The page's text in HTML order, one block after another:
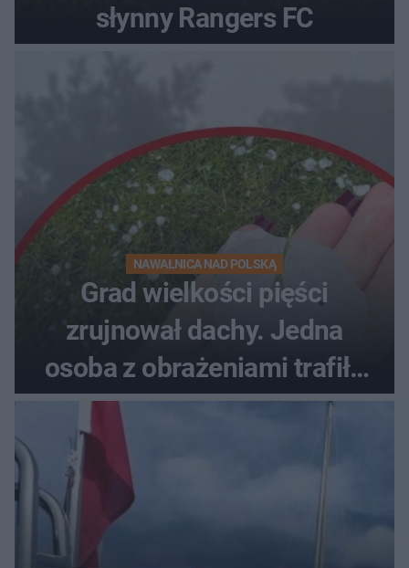
słynny Rangers FC
NAWAŁNICA NAD POLSKĄ
Grad wielkości pięści
zrujnował dachy. Jedna
osoba z obrażeniami trafiła
do szpitala